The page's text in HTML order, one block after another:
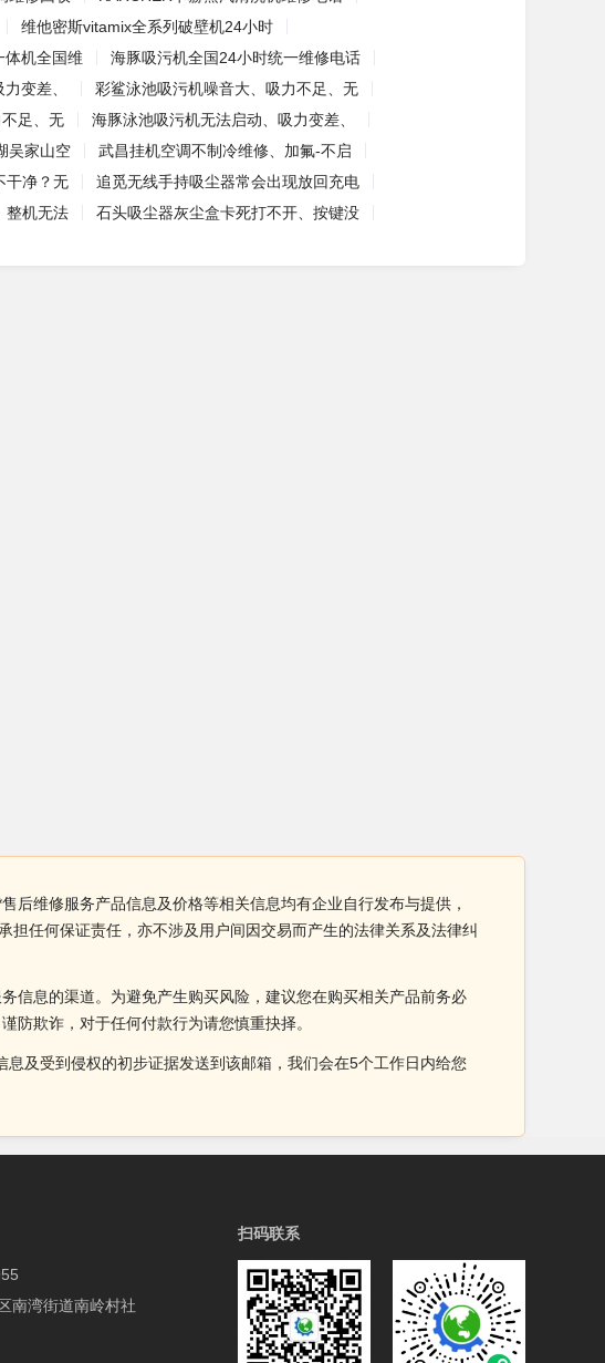
维他密斯vitamix全系列破壁机24小时
体机全国维
海豚吸污机全国24小时统一维修电话
变差、
彩鲨泳池吸污机噪音大、吸力不足、无
足、无
海豚泳池吸污机无法启动、吸力变差、
吴家山空
武昌挂机空调不制冷维修、加氟-不启
干净？无
追觅无线手持吸尘器常会出现放回充电
整机无法 石头吸尘器灰尘盒卡死打不开、按键没
后维修服务产品信息及价格等相关信息均有企业自行发布与提供，
任何保证责任，亦不涉及用户间因交易而产生的法律关系及法律纠
信息的渠道。为避免产生购买风险，建议您在购买相关产品前务必
防欺诈，对于任何付款行为请您慎重抉择。
及受到侵权的初步证据发送到该邮箱，我们会在5个工作日内给您
南湾街道南岭村社
扫码联系